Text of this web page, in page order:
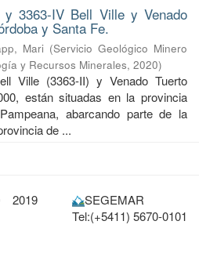
y 3363-IV Bell Ville y Venado
y Santa Fe.
Mari (Servicio Geológico Minero
y Recursos Minerales, 2020)
Ville (3363-II) y Venado Tuerto
están situadas en la provincia
abarcando parte de la
de ...
2019
SEGEMAR
Tel:(+5411) 5670-0101